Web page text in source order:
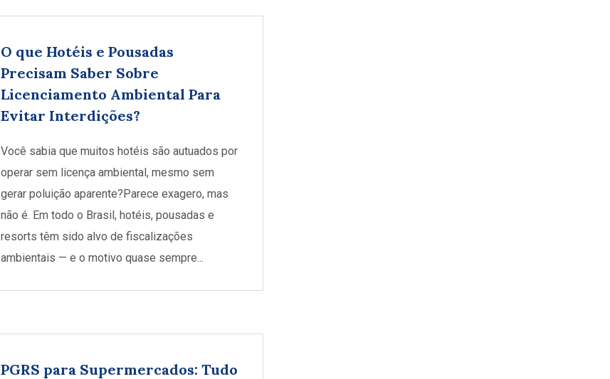
O que Hotéis e Pousadas
Precisam Saber Sobre
Licenciamento Ambiental Para
Evitar Interdições?
Você sabia que muitos hotéis são autuados por
operar sem licença ambiental, mesmo sem
gerar poluição aparente?Parece exagero, mas
não é. Em todo o Brasil, hotéis, pousadas e
resorts têm sido alvo de fiscalizações
ambientais — e o motivo quase sempre...
PGRS para Supermercados: Tudo